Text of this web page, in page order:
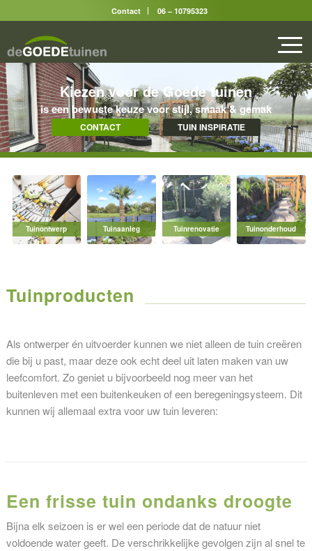
Contact 06 – 10795323
Kiezen voor de Goede tuinen
is een bewuste keuze voor stijl, smaak & gemak
CONTACT TUIN INSPIRATIE
Tuinontwerp Tuinaanleg Tuinrenovatie Tuinonderhoud
Tuinproducten
Als ontwerper én uitvoerder kunnen we niet alleen de tuin creëren
die bij u past, maar deze ook echt deel uit laten maken van uw
leefcomfort. Zo geniet u bijvoorbeeld nog meer van het
buitenleven met een buitenkeuken of een beregeningsysteem. Dit
kunnen wij allemaal extra voor uw tuin leveren:
Een frisse tuin ondanks droogte
Bijna elk seizoen is er wel een periode dat de natuur niet
voldoende water geeft. De verschrikkelijke gevolgen zijn al snel te